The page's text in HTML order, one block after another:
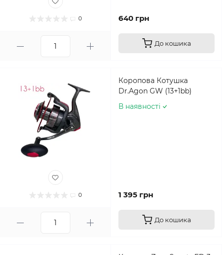
0 640 грн
До кошика
0
Коропова Котушка
Dr.Agon GW (13+1bb)
В наявності
1 395 грн
До кошика